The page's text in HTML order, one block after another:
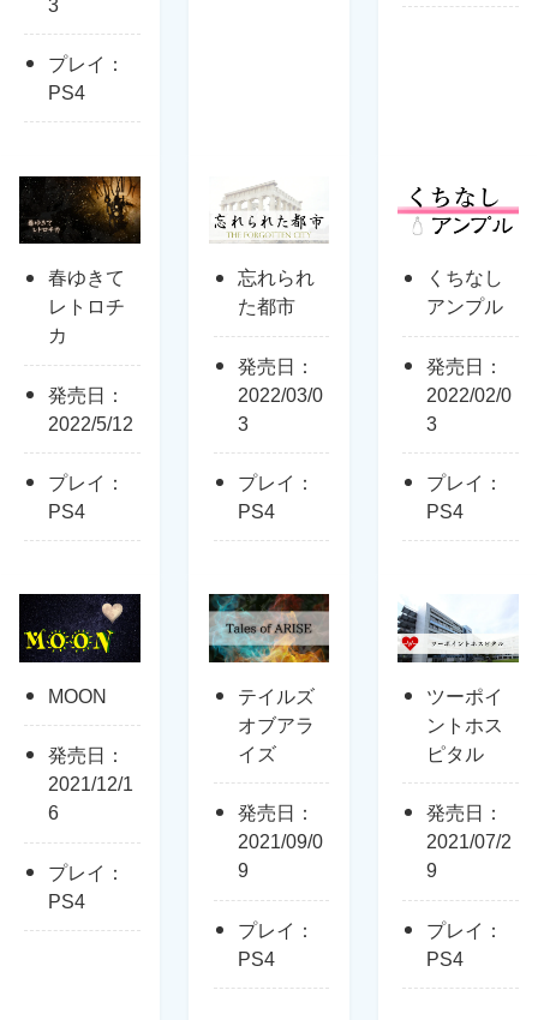
3
プレイ：
PS4
春ゆきて
レトロチ
カ
発売日：
2022/5/12
プレイ：
PS4
忘れられ
た都市
発売日：
2022/03/0
3
プレイ：
PS4
くちなし
アンプル
発売日：
2022/02/0
3
プレイ：
PS4
MOON
発売日：
2021/12/1
6
プレイ：
PS4
テイルズ
オブアラ
イズ
発売日：
2021/09/0
9
プレイ：
PS4
ツーポイ
ントホス
ピタル
発売日：
2021/07/2
9
プレイ：
PS4